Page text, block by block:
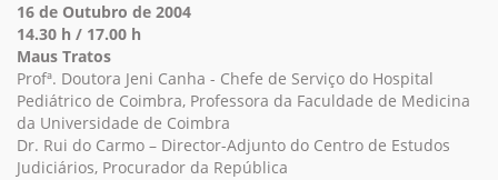
16 de Outubro de 2004
14.30 h / 17.00 h
Maus Tratos
Profª. Doutora Jeni Canha - Chefe de Serviço do Hospital
Pediátrico de Coimbra, Professora da Faculdade de Medicina
da Universidade de Coimbra
Dr. Rui do Carmo – Director-Adjunto do Centro de Estudos
Judiciários, Procurador da República